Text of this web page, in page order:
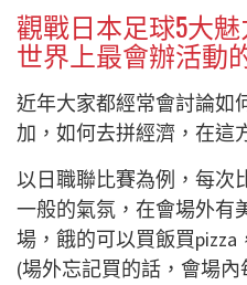
觀戰日本足球5大魅
世界上最會辦活動
近年大家都經常會討論如
加，如何去拼經濟，在這
以日職聯比賽為例，每次
一般的氣氛，在會場外有
場，餓的可以買飯買
(場外忘記買的話，會場